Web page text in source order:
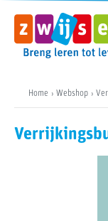
Home Webshop